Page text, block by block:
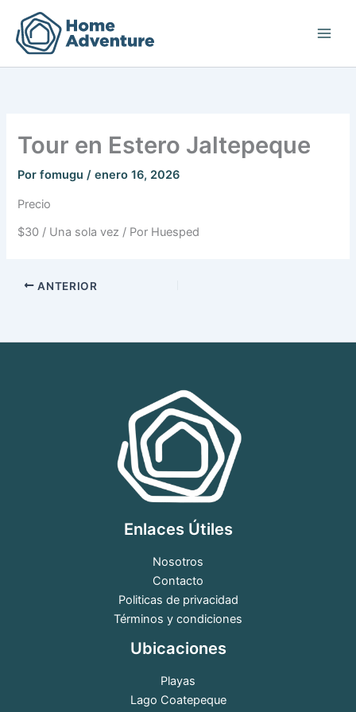
contenido
Tour en Estero Jaltepeque
Porfomugu/enero 16, 2026
Precio
$30 / Una sola vez / Por Huesped
ANTERIOR
Enlaces Útiles
Nosotros
Contacto
Politicas de privacidad
Términos y condiciones
Ubicaciones
Playas
Lago Coatepeque